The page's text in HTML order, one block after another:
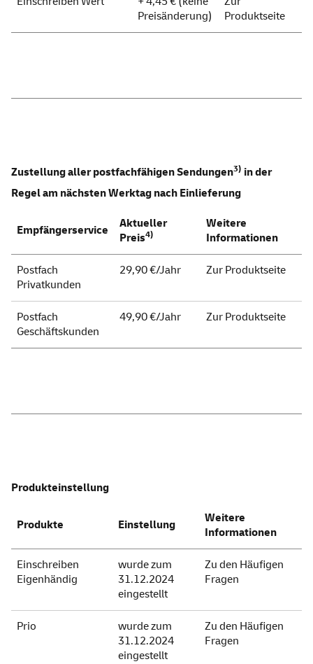
Preisänderung)
Produktseite
Zustellung aller postfachfähigen Sendungen3) in der
Regel am nächsten Werktag nach Einlieferung
Empfängerservice
Aktueller
Preis4)
Weitere
Informationen
Postfach
Privatkunden
29,90 €/Jahr Zur Produktseite
Postfach
Geschäftskunden
49,90 €/Jahr Zur Produktseite
Produkteinstellung
Produkte Einstellung
Weitere
Informationen
Einschreiben
Eigenhändig
wurde zum
31.12.2024
eingestellt
Zu den Häufigen
Fragen
Prio
wurde zum
31.12.2024
eingestellt
Zu den Häufigen
Fragen